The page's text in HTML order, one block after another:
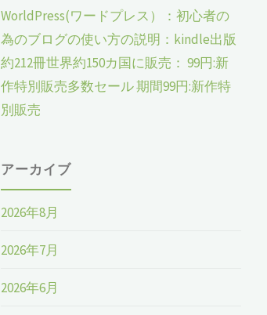
WorldPress(ワードプレス）：初心者の
為のブログの使い方の説明：kindle出版
約212冊世界約150カ国に販売： 99円:新
作特別販売多数セール 期間99円:新作特
別販売
アーカイブ
2026年8月
2026年7月
2026年6月